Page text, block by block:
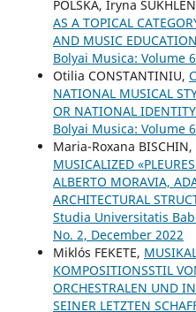
POLSKA, Iryna
AS A TOPICAL
AND MUSIC EDUCATION
Bolyai Musica: Volume
Otilia CONSTANTINIU,
NATIONAL MUSICAL
OR NATIONAL
Bolyai Musica: Volume
Maria-Roxana BISCHIN,
MUSICALIZED
ALBERTO MORAVIA,
ARCHITECTURAL
Studia Universitatis
No. 2, December 2022
Miklós FEKETE,
KOMPOSITIONSSTIL
ORCHESTRALEN UND
SEINER LETZTEN